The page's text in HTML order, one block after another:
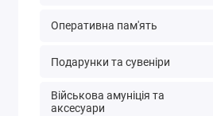
Оперативна пам'ять
Подарунки та сувеніри
Військова амуніція та
аксесуари